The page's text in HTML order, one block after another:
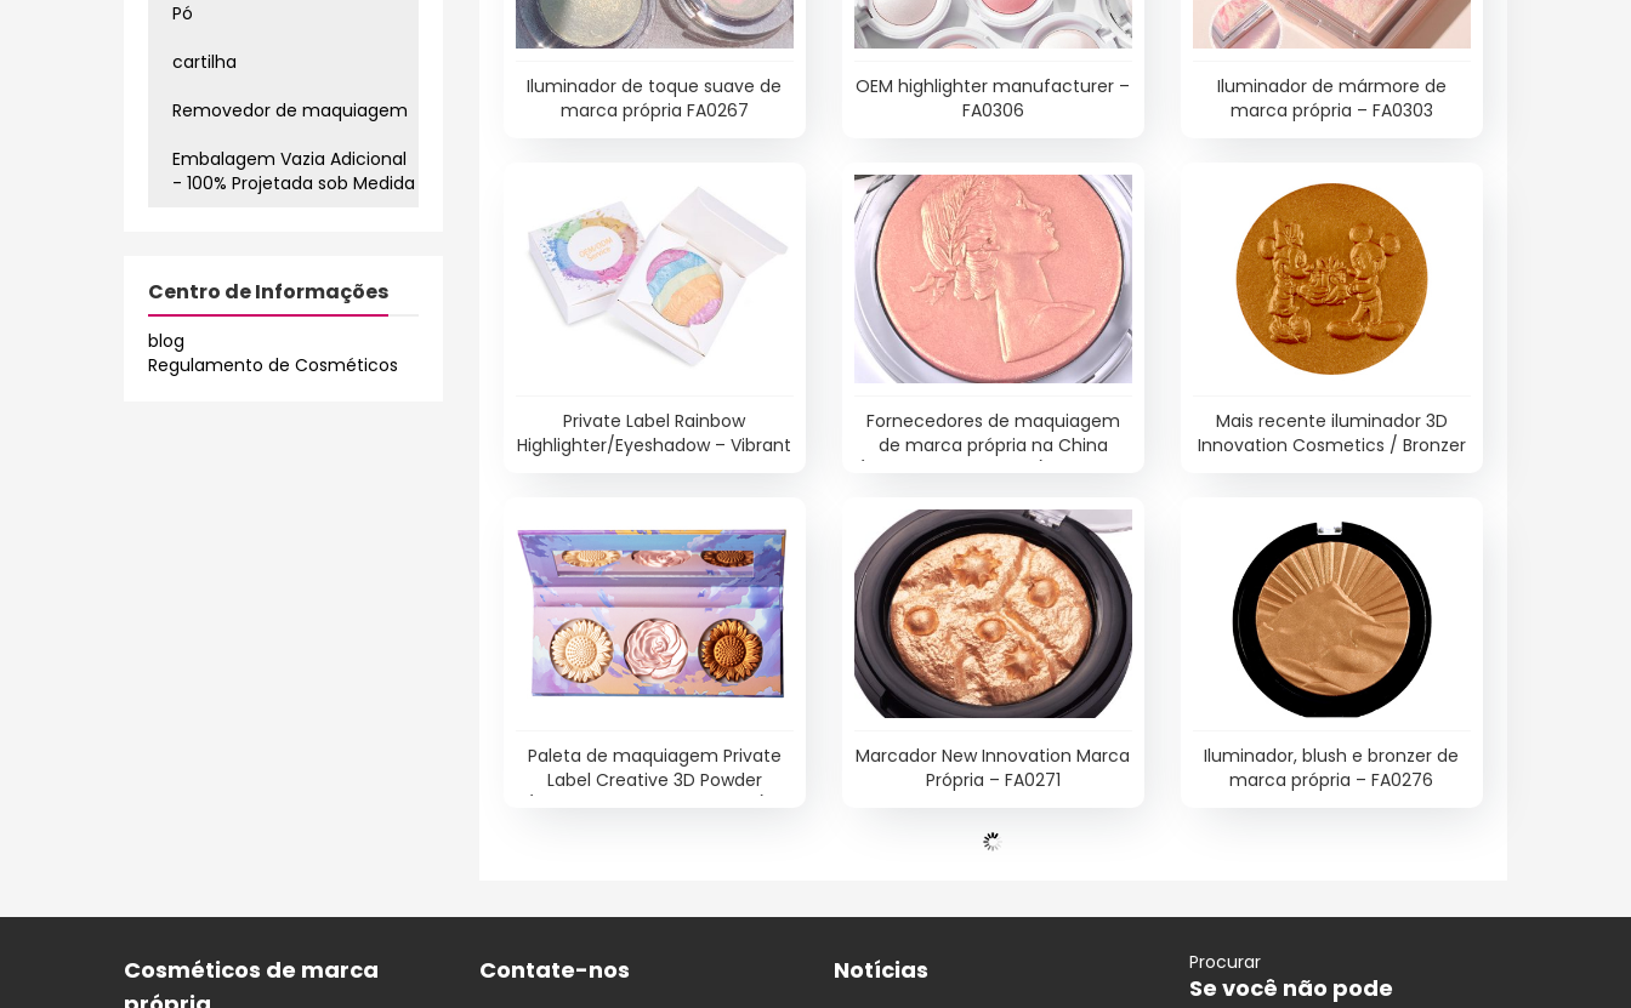
Iluminador de toque suave de
marca própria FA0267
OEM highlighter manufacturer –
FA0306
Iluminador de mármore de
marca própria – FA0303
Private Label Rainbow
Highlighter/Eyeshadow – Vibrant
Fornecedores de maquiagem
de marca própria na China
Mais recente iluminador 3D
Innovation Cosmetics / Bronzer
Paleta de maquiagem Private
Label Creative 3D Powder
Marcador New Innovation Marca
Própria – FA0271
Iluminador, blush e bronzer de
marca própria – FA0276
Pó
cartilha
Removedor de maquiagem
Embalagem Vazia Adicional
- 100% Projetada sob Medida
Centro de Informações
blog
Regulamento de Cosméticos
Cosméticos de marca
Contate-nos Notícias Procurar
Se você não pode